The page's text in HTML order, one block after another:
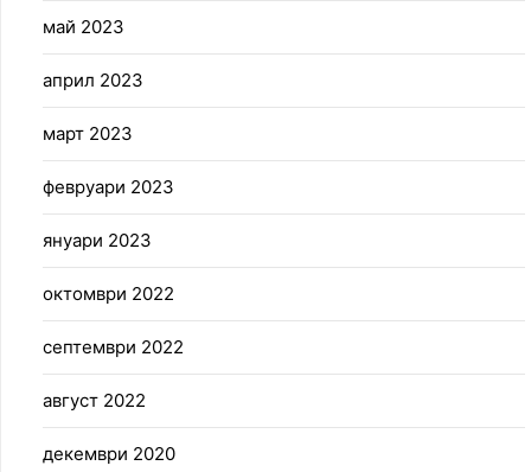
май 2023
април 2023
март 2023
февруари 2023
януари 2023
октомври 2022
септември 2022
август 2022
декември 2020